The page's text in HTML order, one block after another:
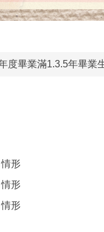
度畢業滿1.3.5年畢業
形
形
形